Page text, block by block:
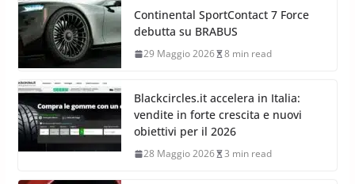
Continental SportContact 7 Force
debutta su BRABUS
29 Maggio 2026 8 min read
Blackcircles.it accelera in Italia:
vendite in forte crescita e nuovi
obiettivi per il 2026
28 Maggio 2026 3 min read